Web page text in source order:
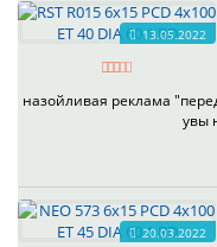
13.05.2022
назойливая реклама
увы
20.03.2022